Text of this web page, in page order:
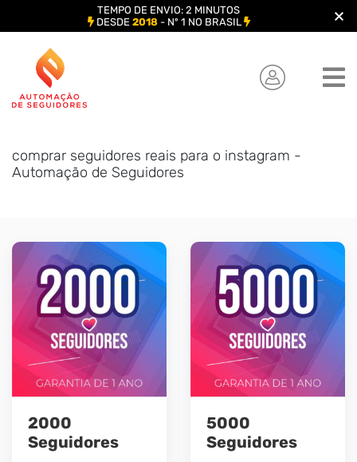
content
comprar seguidores reais para o instagram -
Automação de Seguidores
2000
Seguidores
5000
Seguidores
TEMPO DE ENVIO: 2 MINUTOS
DESDE 2018- Nº 1 NO BRASIL